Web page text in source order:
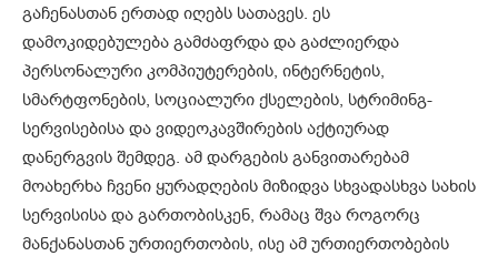
გაჩენასთან ერთად იღებს სათავეს. ეს
დამოკიდებულება გამძაფრდა და გაძლიერდა
პერსონალური კომპიუტერების, ინტერნეტის,
სმარტფონების, სოციალური ქსელების, სტრიმინგ-
სერვისებისა და ვიდეოკავშირების აქტიურად
დანერგვის შემდეგ. ამ დარგების განვითარებამ
მოახერხა ჩვენი ყურადღების მიზიდვა სხვადასხვა სახის
სერვისისა და გართობისკენ, რამაც შვა როგორც
მანქანასთან ურთიერთობის, ისე ამ ურთიერთობების